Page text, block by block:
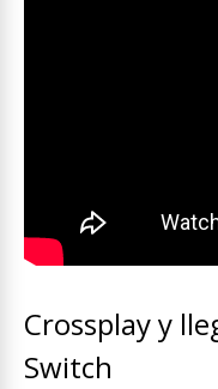
Crossplay y
Switch